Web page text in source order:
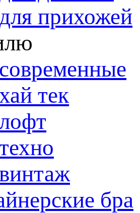
прихожей
тек
бра